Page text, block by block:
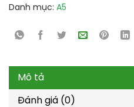
Danh mục: A5
Mô tả
Đánh giá (0)